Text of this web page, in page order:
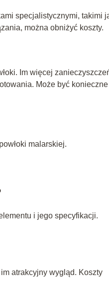
specjalistycznymi, takimi
można obniżyć koszty.
Im więcej
Może być konieczne
malarskiej.
i jego specyfikacji.
atrakcyjny wygląd. Koszty